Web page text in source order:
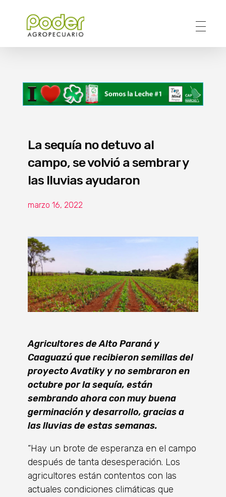
La sequía no detuvo al
campo, se volvió a sembrar y
las lluvias ayudaron
marzo 16, 2022
Agricultores de Alto Paraná y
Caaguazú que recibieron semillas del
proyecto Avatiky y no sembraron en
octubre por la sequía, están
sembrando ahora con muy buena
germinación y desarrollo, gracias a
las lluvias de estas semanas.
“Hay un brote de esperanza en el campo
después de tanta desesperación. Los
agricultores están contentos con las
actuales condiciones climáticas que